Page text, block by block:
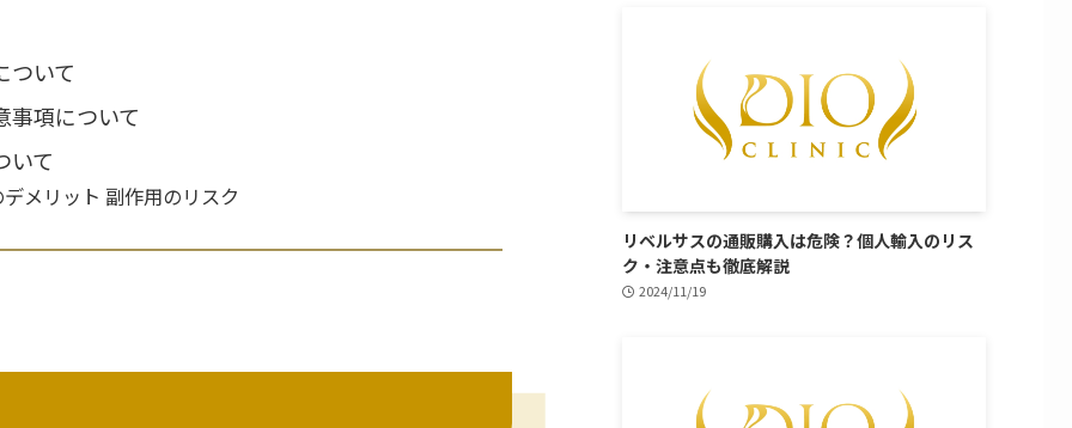
ついて
事項について
いて
メリット 副作用のリスク
リベルサスの通販購入は危険？個人輸入のリス
ク・注意点も徹底解説
2024/11/19